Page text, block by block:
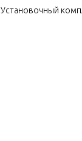
Установочный